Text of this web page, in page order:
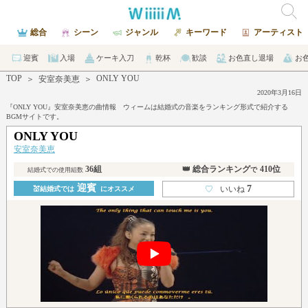
総合 シーン ジャンル キーワード アーティスト
迎賓 入場 ケーキ入刀 乾杯 歓談 お色直し退場 お
TOP ＞ 安室奈美恵 ＞ ONLY YOU
2020年3月16日
『ONLY YOU』安室奈美恵の曲情報 ウィームは結婚式の音楽をランキング形式で紹介する
BGMサイトです。
ONLY YOU
安室奈美恵
結婚式での使用組数36組 👑 総合ランキングで 410位
💒結婚式では迎賓 にオススメ ♡ いいね7